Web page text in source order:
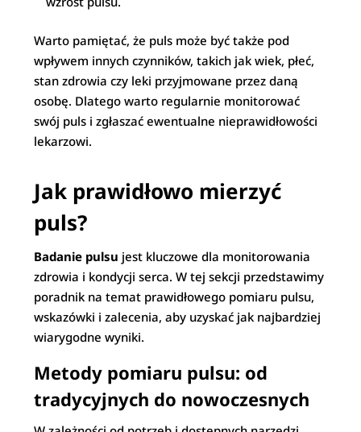
Warto pamiętać, że puls może być także pod
wpływem innych czynników, takich jak wiek, płeć,
stan zdrowia czy leki przyjmowane przez daną
osobę. Dlatego warto regularnie monitorować
swój puls i zgłaszać ewentualne nieprawidłowości
lekarzowi.
Jak prawidłowo mierzyć
puls?
Badanie pulsu jest kluczowe dla monitorowania
zdrowia i kondycji serca. W tej sekcji przedstawimy
poradnik na temat prawidłowego pomiaru pulsu,
wskazówki i zalecenia, aby uzyskać jak najbardziej
wiarygodne wyniki.
Metody pomiaru pulsu: od
tradycyjnych do nowoczesnych